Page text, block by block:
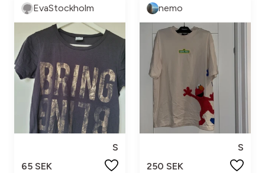
EvaStockholm
S
65 SEK
nemo
S
250 SEK